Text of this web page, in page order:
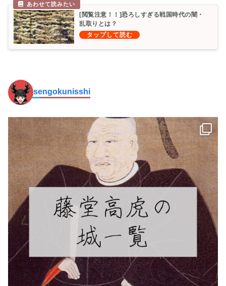
[閲覧注意！！]恐ろしすぎる戦国時代の闇・
乱取りとは？
sengokunisshi